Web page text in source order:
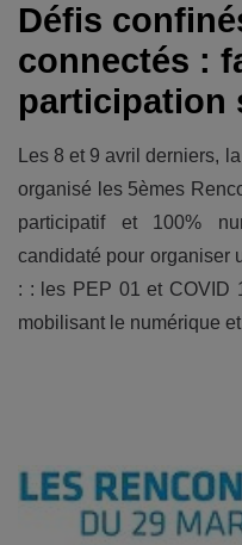
Défis
connectés :
participation
Les 8 et 9 avril derniers,
organisé les 5èmes
participatif et 100%
candidaté pour organiser
: : les PEP 01 et COVID
mobilisant le numérique